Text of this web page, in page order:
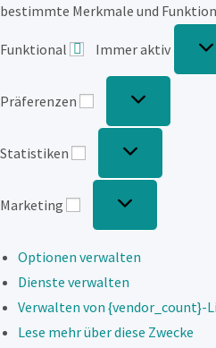
bestimmte Merkmale und
Funktional Immer aktiv
Präferenzen
Präferenzen
Statistiken
Statistiken
Marketing
Marketing
Optionen verwalten
Dienste verwalten
Verwalten von {vendor_count}-
Lese mehr über diese Zwecke